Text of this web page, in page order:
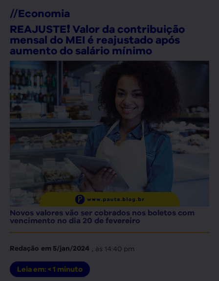
//Economia
REAJUSTE❗ Valor da contribuição
mensal do MEI é reajustado após
aumento do salário mínimo
Novos valores vão ser cobrados nos boletos com
vencimento no dia 20 de fevereiro
Redação em 5/jan/2024 , às 14:40 pm
Leia em: < 1 minuto